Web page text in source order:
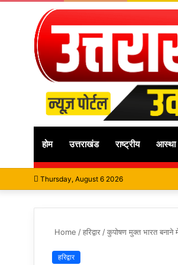
होम उत्तराखंड राष्ट्रीय आस्था
Thursday, August 6 2026
Home /हरिद्वार /कुपोषण मुक्त भारत बनाने
हरिद्वार